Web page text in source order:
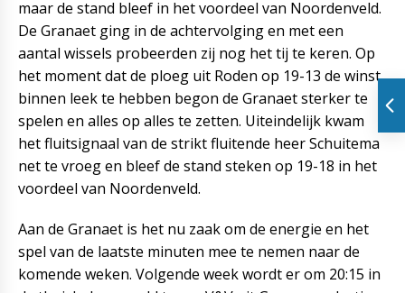
maar de stand bleef in het voordeel van Noordenveld.
De Granaet ging in de achtervolging en met een
aantal wissels probeerden zij nog het tij te keren. Op
het moment dat de ploeg uit Roden op 19-13 de winst
binnen leek te hebben begon de Granaet sterker te
spelen en alles op alles te zetten. Uiteindelijk kwam
het fluitsignaal van de strikt fluitende heer Schuitema
net te vroeg en bleef de stand steken op 19-18 in het
voordeel van Noordenveld.
Aan de Granaet is het nu zaak om de energie en het
spel van de laatste minuten mee te nemen naar de
komende weken. Volgende week wordt er om 20:15 in